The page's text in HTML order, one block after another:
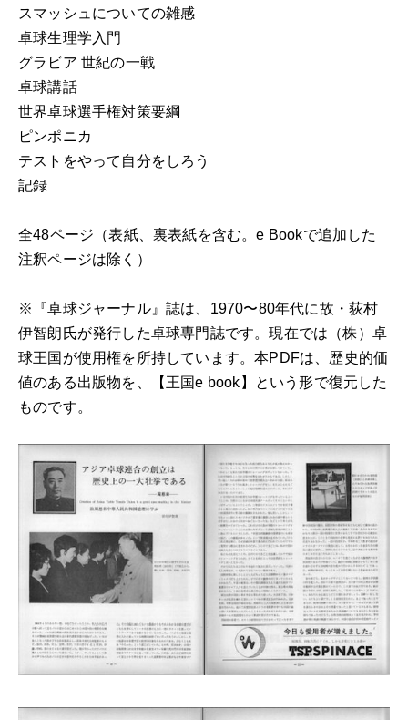
スマッシュについての雑感
卓球生理学入門
グラビア 世紀の一戦
卓球講話
世界卓球選手権対策要綱
ピンポニカ
テストをやって自分をしろう
記録
全48ページ（表紙、裏表紙を含む。e Bookで追加した
注釈ページは除く）
※『卓球ジャーナル』誌は、1970〜80年代に故・荻村
伊智朗氏が発行した卓球専門誌です。現在では（株）卓
球王国が使用権を所持しています。本PDFは、歴史的価
値のある出版物を、【王国e book】という形で復元した
ものです。